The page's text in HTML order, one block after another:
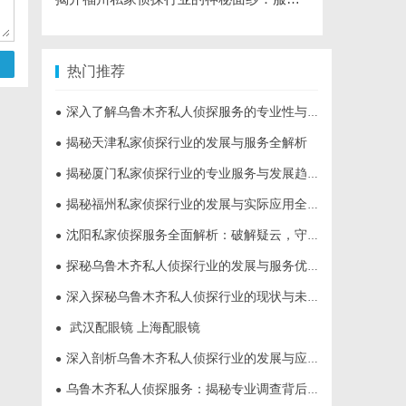
热门推荐
● 深入了解乌鲁木齐私人侦探服务的专业性与应用领域
● 揭秘天津私家侦探行业的发展与服务全解析
● 揭秘厦门私家侦探行业的专业服务与发展趋势
● 揭秘福州私家侦探行业的发展与实际应用全解析
● 沈阳私家侦探服务全面解析：破解疑云，守护真相的专家助力
● 探秘乌鲁木齐私人侦探行业的发展与服务优势
● 深入探秘乌鲁木齐私人侦探行业的现状与未来发展趋势
● 武汉配眼镜 上海配眼镜
● 深入剖析乌鲁木齐私人侦探行业的发展与应用现状
● 乌鲁木齐私人侦探服务：揭秘专业调查背后的故事与应用